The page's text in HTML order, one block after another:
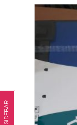
SIDEBAR